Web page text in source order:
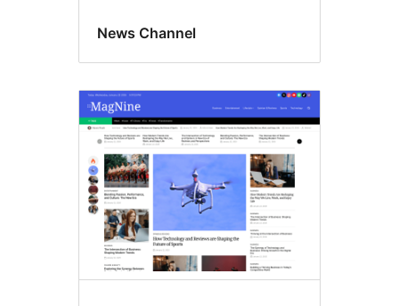
News Channel